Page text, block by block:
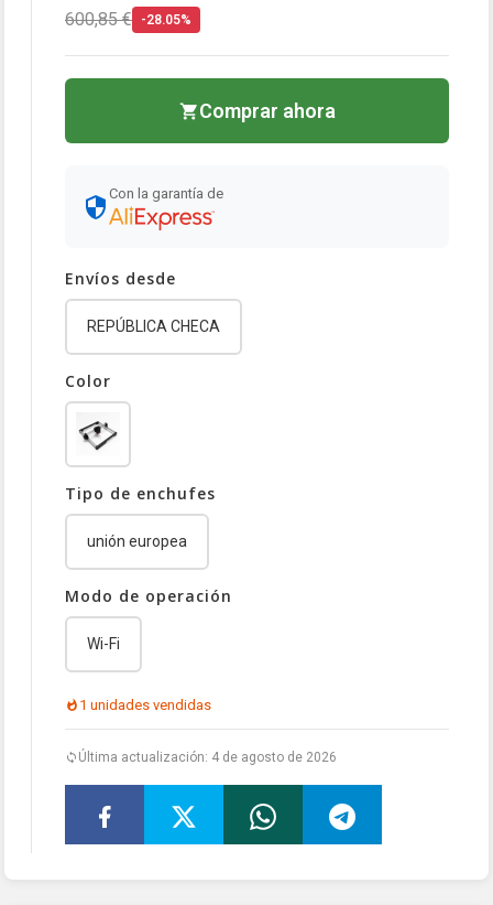
600,85 € -28.05%
Comprar ahora
Con la garantía de
Envíos desde
REPÚBLICA CHECA
Color
Tipo de enchufes
unión europea
Modo de operación
Wi-Fi
1 unidades vendidas
Última actualización: 4 de agosto de 2026